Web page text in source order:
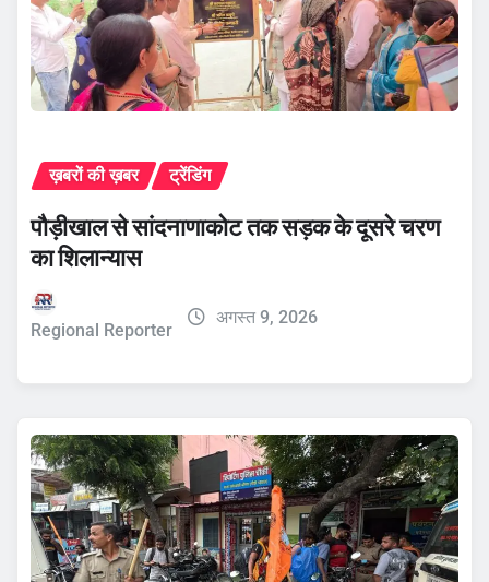
ख़बरों की ख़बर ट्रेंडिंग
पौड़ीखाल से सांदनाणाकोट तक सड़क के दूसरे चरण
का शिलान्यास
Regional Reporter
अगस्त 9, 2026